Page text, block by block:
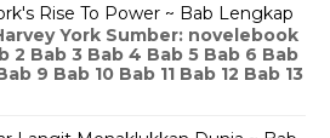
Rise To Power ~ Bab Lengkap
York Sumber: novelebook
2 Bab 3 Bab 4 Bab 5 Bab 6 Bab
9 Bab 10 Bab 11 Bab 12 Bab 13